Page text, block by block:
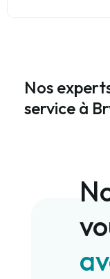
Nos
service à